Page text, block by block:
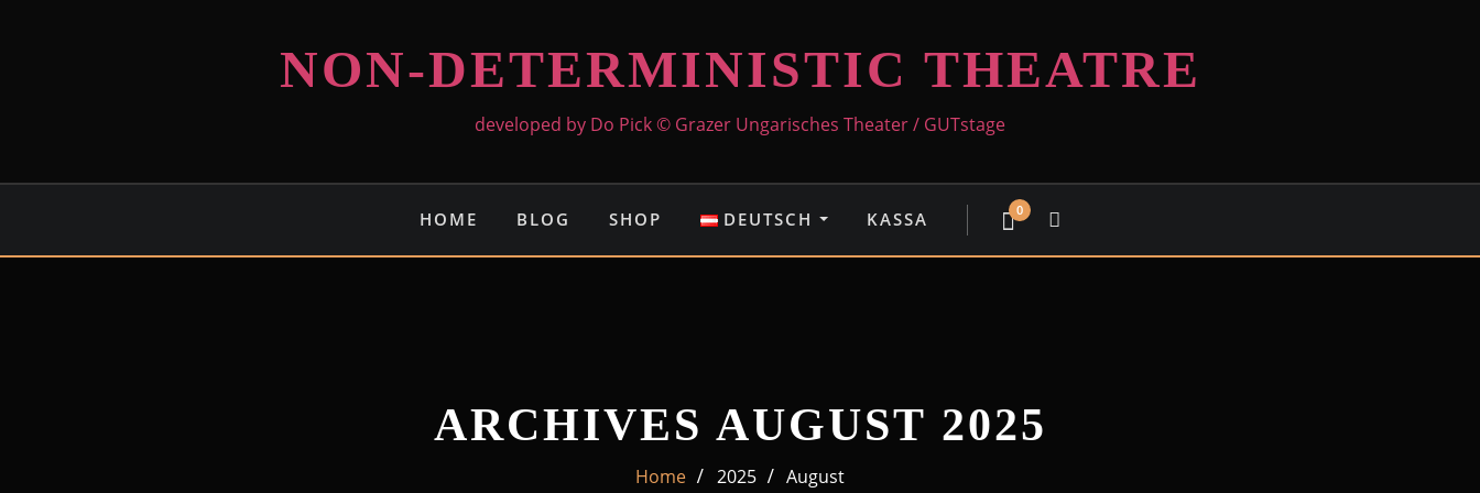
NON-DETERMINISTIC THEATRE
developed by Do Pick © Grazer Ungarisches Theater / GUTstage
HOME BLOG SHOP DEUTSCH KASSA 0
ARCHIVES AUGUST 2025
Home 2025 August